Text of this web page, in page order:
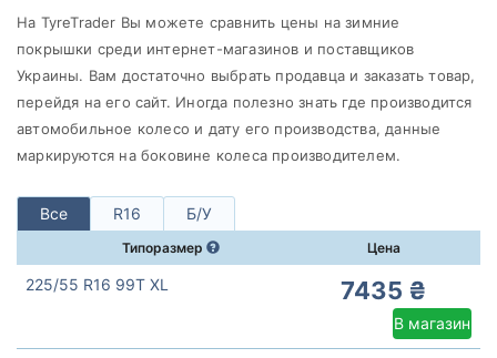
На TyreTrader Вы можете сравнить цены на зимние
покрышки среди интернет-магазинов и поставщиков
Украины. Вам достаточно выбрать продавца и заказать товар,
перейдя на его сайт. Иногда полезно знать где производится
автомобильное колесо и дату его производства, данные
маркируются на боковине колеса производителем.
Все R16 Б/У
Типоразмер Цена
225/55 R16 99T XL 7435 ₴
В магазин
Bridgestone
Все бренды
Тип транспортного средства
Усиленная шина
Сбросить Подобрать